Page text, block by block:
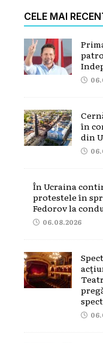
CELE MAI
în
din
În Ucraina
protestele în
Fedorov la
06.08.2026